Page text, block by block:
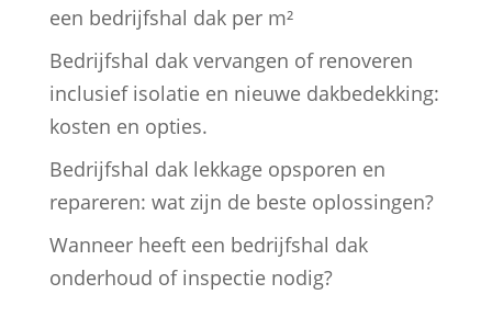
een bedrijfshal dak per m²
Bedrijfshal dak vervangen of renoveren
inclusief isolatie en nieuwe dakbedekking:
kosten en opties.
Bedrijfshal dak lekkage opsporen en
repareren: wat zijn de beste oplossingen?
Wanneer heeft een bedrijfshal dak
onderhoud of inspectie nodig?